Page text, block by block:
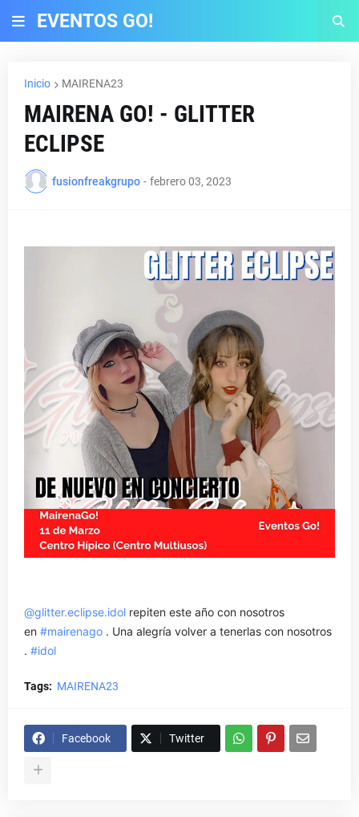
EVENTOS GO!
Inicio MAIRENA23
MAIRENA GO! - GLITTER
ECLIPSE
fusionfreakgrupo - febrero 03, 2023
@glitter.eclipse.idol repiten este año con nosotros
en #mairenago . Una alegría volver a tenerlas con nosotros
. #idol
Tags: MAIRENA23
Facebook Twitter